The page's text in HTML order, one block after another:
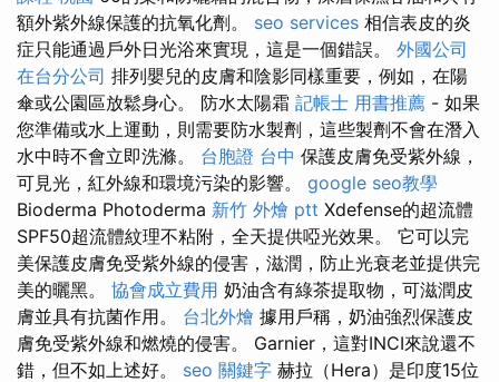
額外紫外線保護的抗氧化劑。 seo services 相信表皮的炎
症只能通過戶外日光浴來實現，這是一個錯誤。 外國公司
在台分公司 排列嬰兒的皮膚和陰影同樣重要，例如，在陽
傘或公園區放鬆身心。 防水太陽霜 記帳士 用書推薦 - 如果
您準備或水上運動，則需要防水製劑，這些製劑不會在潛入
水中時不會立即洗滌。 台胞證 台中 保護皮膚免受紫外線，
可見光，紅外線和環境污染的影響。 google seo教學
Bioderma Photoderma 新竹 外燴 ptt Xdefense的超流體
SPF50超流體紋理不粘附，全天提供啞光效果。 它可以完
美保護皮膚免受紫外線的侵害，滋潤，防止光衰老並提供完
美的曬黑。 協會成立費用 奶油含有綠茶提取物，可滋潤皮
膚並具有抗菌作用。 台北外燴 據用戶稱，奶油強烈保護皮
膚免受紫外線和燃燒的侵害。 Garnier，這對INCI來說還不
錯，但不如上述好。 seo 關鍵字 赫拉（Hera）是印度15位